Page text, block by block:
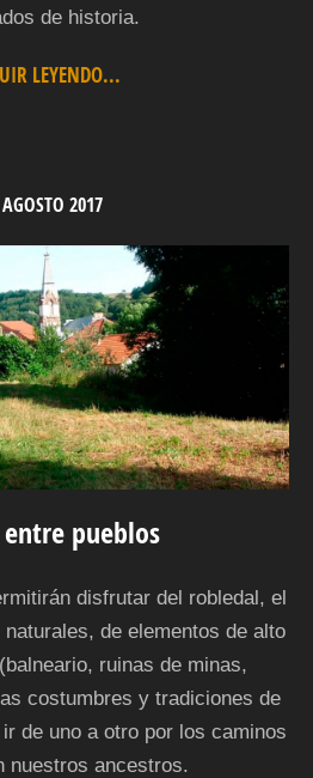
de historia.
LEYENDO...
AGOSTO 2017
pueblos
disfrutar del robledal, el
de elementos de alto
ruinas de minas,
costumbres y tradiciones de
de uno a otro por los caminos
nuestros ancestros.